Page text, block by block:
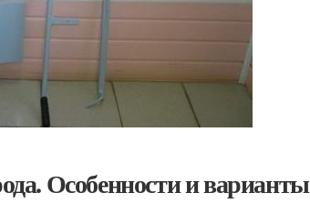
Особенности и варианты